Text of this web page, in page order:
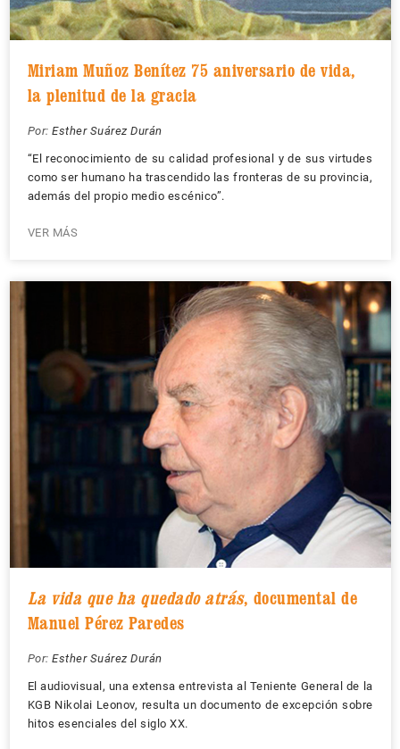
Miriam Muñoz Benítez 75 aniversario de vida,
la plenitud de la gracia
Por: Esther Suárez Durán
“El reconocimiento de su calidad profesional y de sus virtudes
como ser humano ha trascendido las fronteras de su provincia,
además del propio medio escénico”.
VER MÁS
La vida que ha quedado atrás, documental de
Manuel Pérez Paredes
Por: Esther Suárez Durán
El audiovisual, una extensa entrevista al Teniente General de la
KGB Nikolai Leonov, resulta un documento de excepción sobre
hitos esenciales del siglo XX.